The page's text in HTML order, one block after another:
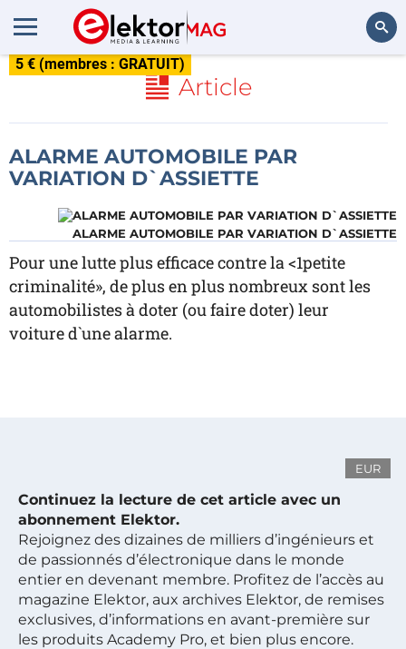
5 € (membres : GRATUIT)
Article
ALARME AUTOMOBILE PAR
VARIATION D`ASSIETTE
ALARME AUTOMOBILE PAR VARIATION D`ASSIETTE
Pour une lutte plus efficace contre la <1petite
criminalité», de plus en plus nombreux sont les
automobilistes à doter (ou faire doter) leur
voiture d`une alarme.
EUR
Continuez la lecture de cet article avec un
abonnement Elektor.
Rejoignez des dizaines de milliers d’ingénieurs et
de passionnés d’électronique dans le monde
entier en devenant membre. Profitez de l’accès au
magazine Elektor, aux archives Elektor, de remises
exclusives, d’informations en avant-première sur
les produits Academy Pro, et bien plus encore.